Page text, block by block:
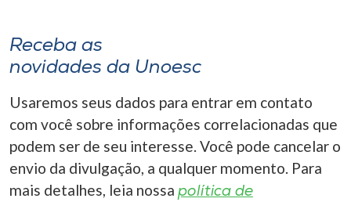
Receba as
novidades da Unoesc
Usaremos seus dados para entrar em contato
com você sobre informações correlacionadas que
podem ser de seu interesse. Você pode cancelar o
envio da divulgação, a qualquer momento. Para
mais detalhes, leia nossa política de